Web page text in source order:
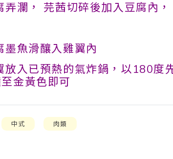
弄瀾， 芫茜切碎後加入豆腐內
墨魚滑釀入雞翼內
放入已預熱的氣炸鍋，以180度
金黃色即可
中式 肉類